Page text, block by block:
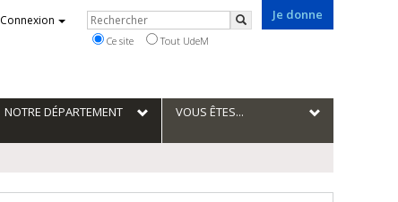
Je donne
Connexion Rechercher
Rechercher
Ce site Tout UdeM
NOTRE DÉPARTEMENT VOUS ÊTES...